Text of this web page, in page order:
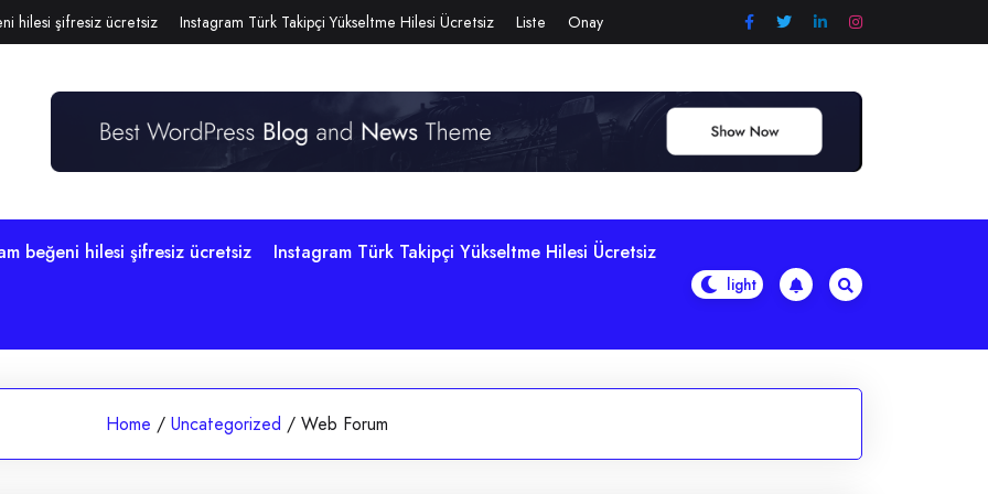
hilesi şifresiz ücretsiz Instagram Türk Takipçi Yükseltme Hilesi Ücretsiz Liste Onay
beğeni hilesi şifresiz ücretsiz Instagram Türk Takipçi Yükseltme Hilesi Ücretsiz
Home / Uncategorized / Web Forum